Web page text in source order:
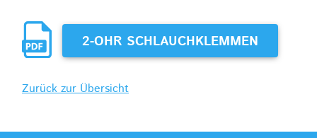
2-OHR SCHLAUCHKLEMMEN
Zurück zur Übersicht